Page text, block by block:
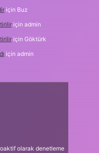
için Buz
için admin
için Göktürk
için admin
olarak denetleme